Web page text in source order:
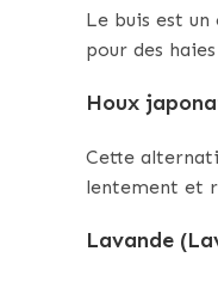
Le buis est
pour des
Houx
Cette
lentement et
Lavande